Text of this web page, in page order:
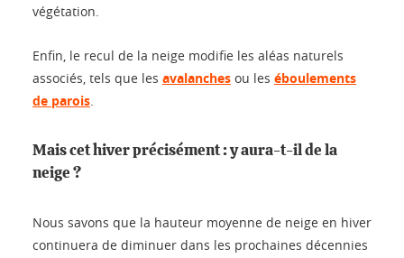
végétation.
Enfin, le recul de la neige modifie les aléas naturels
associés, tels que les avalanches ou les éboulements
de parois.
Mais cet hiver précisément : y aura-t-il de la
neige ?
Nous savons que la hauteur moyenne de neige en hiver
continuera de diminuer dans les prochaines décennies